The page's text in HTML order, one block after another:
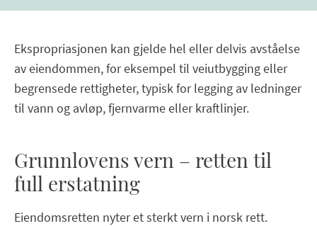
Ekspropriasjonen kan gjelde hel eller delvis avståelse
av eiendommen, for eksempel til veiutbygging eller
begrensede rettigheter, typisk for legging av ledninger
til vann og avløp, fjernvarme eller kraftlinjer.
Grunnlovens vern – retten til
full erstatning
Eiendomsretten nyter et sterkt vern i norsk rett.